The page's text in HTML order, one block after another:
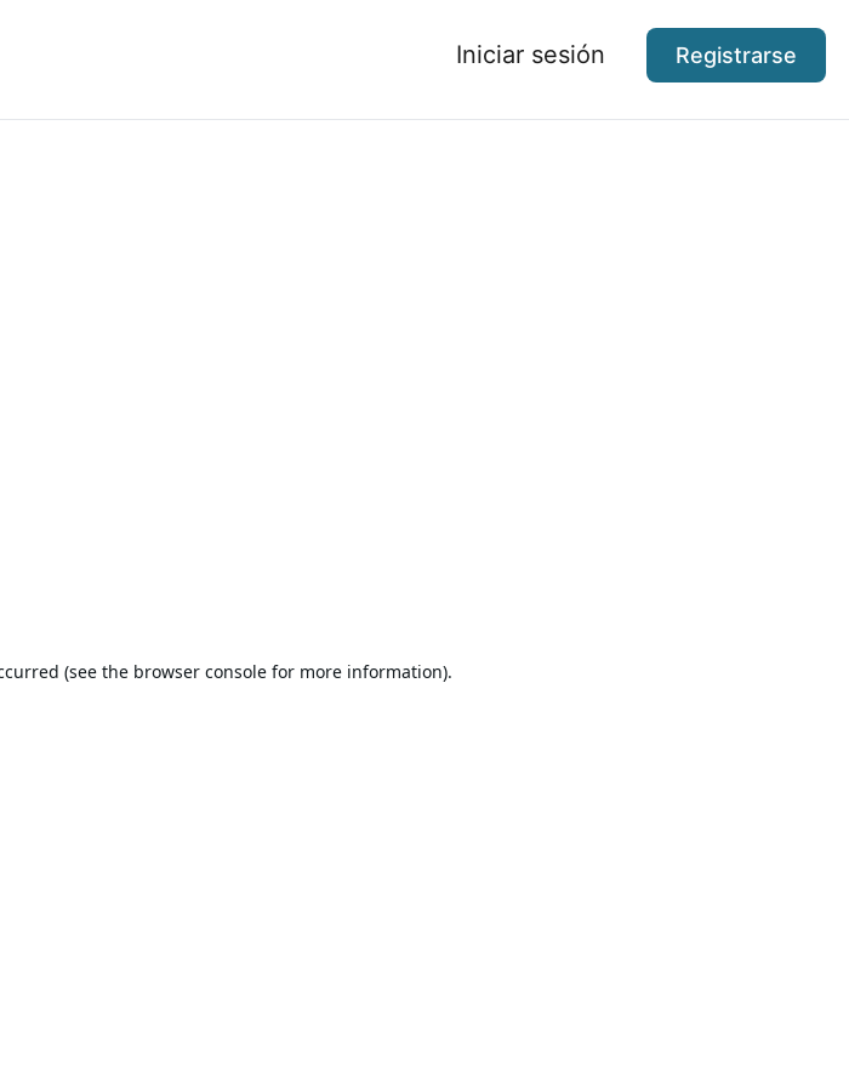
Iniciar sesión Registrarse